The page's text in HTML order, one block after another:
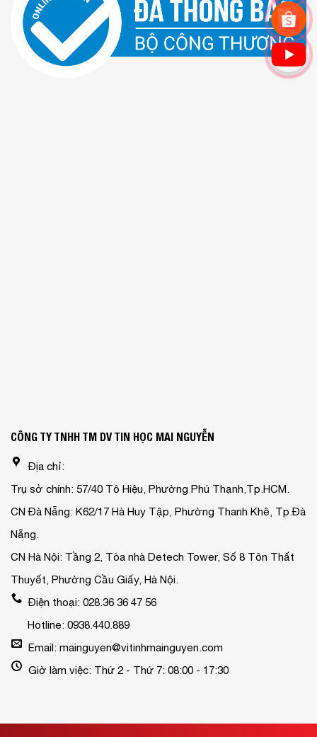
CÔNG TY TNHH TM DV TIN HỌC MAI NGUYỄN
Địa chỉ:
Trụ sở chính: 57/40 Tô Hiệu, Phường Phú Thạnh,Tp.HCM.
CN Đà Nẵng: K62/17 Hà Huy Tập, Phường Thanh Khê, Tp.Đà
Nẵng.
CN Hà Nội: Tầng 2, Tòa nhà Detech Tower, Số 8 Tôn Thất
Thuyết, Phường Cầu Giấy, Hà Nội.
Điện thoại: 028.36 36 47 56
Hotline: 0938.440.889
Email: mainguyen@vitinhmainguyen.com
Giờ làm việc: Thứ 2 - Thứ 7: 08:00 - 17:30